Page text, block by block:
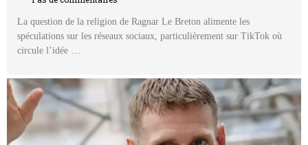
La question de la religion de Ragnar Le Breton alimente les
spéculations sur les réseaux sociaux, particulièrement sur TikTok où
circule l’idée …